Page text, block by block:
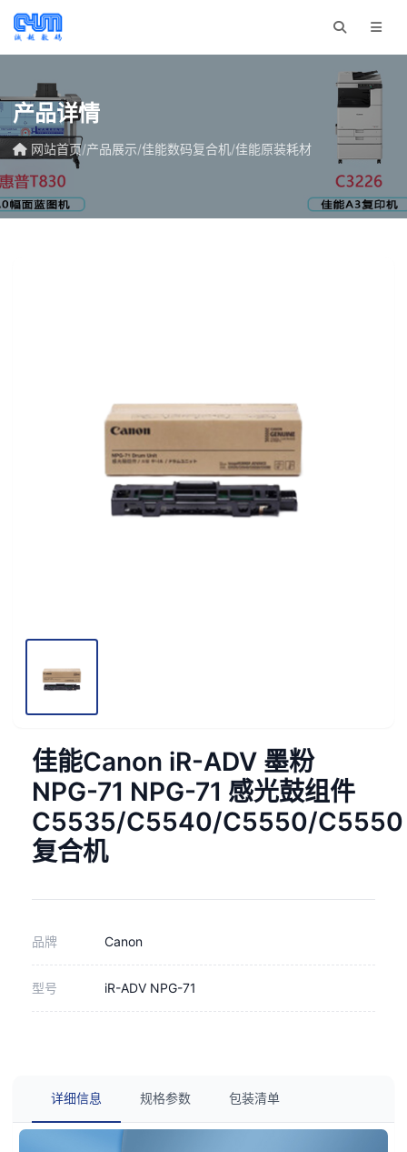
产品详情
网站首页/产品展示/佳能数码复合机/佳能原装耗材
佳能Canon iR-ADV 墨粉
NPG-71 NPG-71 感光鼓组件
C5535/C5540/C5550/C5550
复合机
品牌 Canon
型号 iR-ADV NPG-71
详细信息 规格参数 包装清单